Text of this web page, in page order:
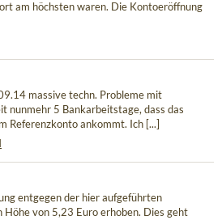
am höchsten waren. Die Kontoeröffnung
massive techn. Probleme mit
nunmehr 5 Bankarbeitstage, dass das
Referenzkonto ankommt. Ich [...]
entgegen der hier aufgeführten
Höhe von 5,23 Euro erhoben. Dies geht